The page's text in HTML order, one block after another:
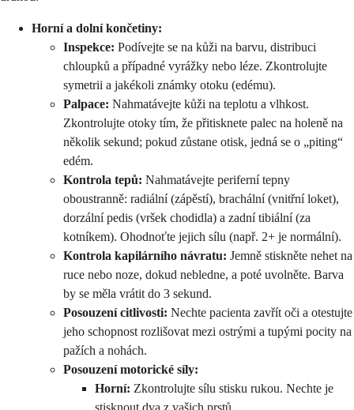
Horní a dolní končetiny:
Inspekce: Podívejte se na kůži na barvu, distribuci
chloupků a případné vyrážky nebo léze. Zkontrolujte
symetrii a jakékoli známky otoku (edému).
Palpace: Nahmatávejte kůži na teplotu a vlhkost.
Zkontrolujte otoky tím, že přitisknete palec na holeně na
několik sekund; pokud zůstane otisk, jedná se o „piting“
edém.
Kontrola tepů: Nahmatávejte periferní tepny
oboustranně: radiální (zápěstí), brachální (vnitřní loket),
dorzální pedis (vršek chodidla) a zadní tibiální (za
kotníkem). Ohodnoťte jejich sílu (např. 2+ je normální).
Kontrola kapilárního návratu: Jemně stiskněte nehet na
ruce nebo noze, dokud nebledne, a poté uvolněte. Barva
by se měla vrátit do 3 sekund.
Posouzení citlivosti: Nechte pacienta zavřít oči a otestujte
jeho schopnost rozlišovat mezi ostrými a tupými pocity na
pažích a nohách.
Posouzení motorické síly:
Horní: Zkontrolujte sílu stisku rukou. Nechte je
stisknout dva z vašich prstů.